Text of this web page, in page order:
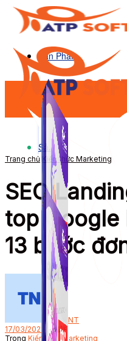
Sản Phẩm
Sản Phẩm
Trang chủ Kiến thức Marketing
SEO
top
13 bước
Bởi NT
17/03/2021
Trong Kiến thức Marketing